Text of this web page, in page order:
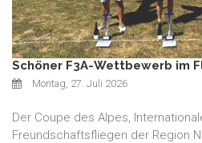
Schöner F3A-Wettbewerb im
Montag, 27. Juli 2026
Der Coupe des Alpes,
Freundschaftsfliegen der Region